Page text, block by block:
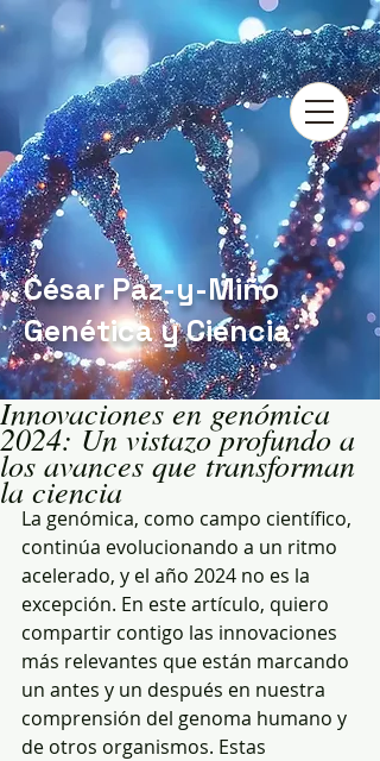
César Paz-y-Miño
Genética y Ciencia
Innovaciones en genómica
2024: Un vistazo profundo a
los avances que transforman
la ciencia
La genómica, como campo científico,
continúa evolucionando a un ritmo
acelerado, y el año 2024 no es la
excepción. En este artículo, quiero
compartir contigo las innovaciones
más relevantes que están marcando
un antes y un después en nuestra
comprensión del genoma humano y
de otros organismos. Estas